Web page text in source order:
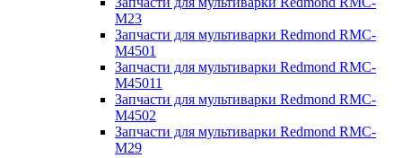
M23
Запчасти для мультиварки Redmond RMC-
M4501
Запчасти для мультиварки Redmond RMC-
M45011
Запчасти для мультиварки Redmond RMC-
M4502
Запчасти для мультиварки Redmond RMC-
M29